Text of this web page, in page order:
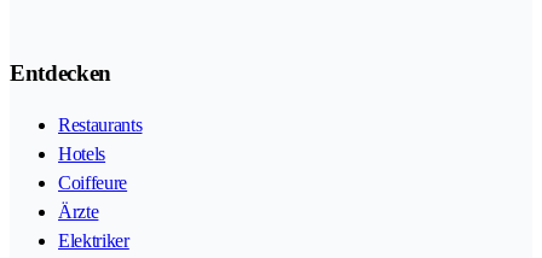
Entdecken
Restaurants
Hotels
Coiffeure
Ärzte
Elektriker